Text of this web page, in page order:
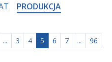
PRODUKCJA
... 3 4 5 6 7 ... 96